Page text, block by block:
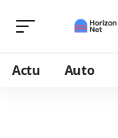
Actu Auto